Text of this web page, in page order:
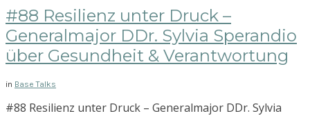
#88 Resilienz unter Druck –
Generalmajor DDr. Sylvia Sperandio
über Gesundheit & Verantwortung
in Base Talks
#88 Resilienz unter Druck – Generalmajor DDr. Sylvia